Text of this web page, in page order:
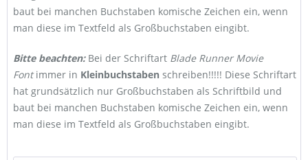
baut bei manchen Buchstaben komische Zeichen ein, wenn
man diese im Textfeld als Großbuchstaben eingibt.
Bitte beachten:Bei der Schriftart Blade Runner Movie
Fontimmer in Kleinbuchstaben schreiben!!!!! Diese Schriftart
hat grundsätzlich nur Großbuchstaben als Schriftbild und
baut bei manchen Buchstaben komische Zeichen ein, wenn
man diese im Textfeld als Großbuchstaben eingibt.